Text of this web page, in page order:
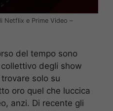
Netflix e Prime Video –
del tempo sono
degli show
solo su
oro quel che luccica
anzi. Di recente gli